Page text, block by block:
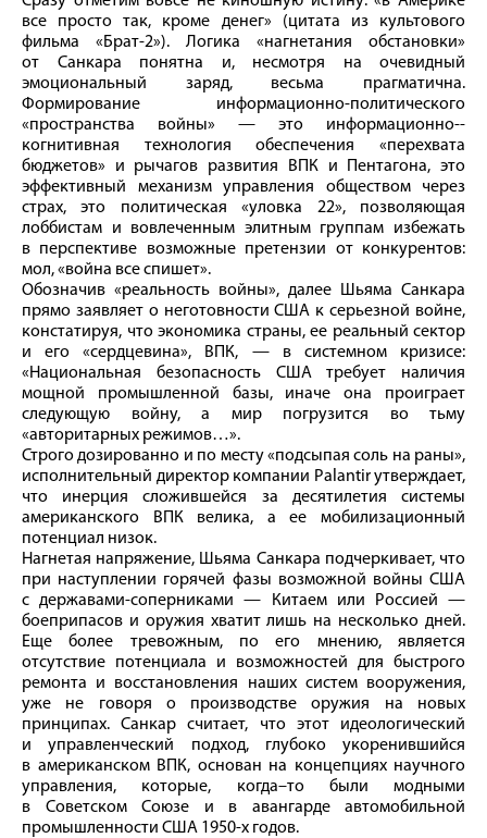
все просто так, кроме денег» (цитата из культового
фильма «Брат‑2»). Логика «нагнетания обстановки»
от Санкара понятна и, несмотря на очевидный
эмоциональный заряд, весьма прагматична.
Формирование информационно-­политического
«пространства вой­ны» — это информационно-­
когнитивная технология обеспечения «перехвата
бюджетов» и рычагов развития ВПК и Пентагона, это
эффективный механизм управления обществом через
страх, это политическая «уловка 22», позволяющая
лоббистам и вовлеченным элитным группам избежать
в перспективе возможные претензии от конкурентов:
мол, «вой­на все спишет».
Обозначив «реальность вой­ны», далее Шьяма Санкара
прямо заявляет о неготовности США к серьезной вой­не,
констатируя, что экономика страны, ее реальный сектор
и его «сердцевина», ВПК, — в системном кризисе:
«Национальная безопасность США требует наличия
мощной промышленной базы, иначе она проиграет
следующую вой­ну, а мир погрузится во тьму
«авторитарных режимов…».
Строго дозированно и по месту «подсыпая соль на раны»,
исполнительный директор компании Palantir утверждает,
что инерция сложившейся за десятилетия системы
американского ВПК велика, а ее мобилизационный
потенциал низок.
Нагнетая напряжение, Шьяма Санкара подчеркивает, что
при наступлении горячей фазы возможной вой­ны США
с державами-­соперниками — Китаем или Россией —
боеприпасов и оружия хватит лишь на несколько дней.
Еще более тревожным, по его мнению, является
отсутствие потенциала и возможностей для быстрого
ремонта и восстановления наших систем вооружения,
уже не говоря о производстве оружия на новых
принципах. Санкар считает, что этот идеологический
и управленческий подход, глубоко укоренившийся
в американском ВПК, основан на концепциях научного
управления, которые, когда–то были модными
в Советском Союзе и в авангарде автомобильной
промышленности США 1950‑х годов.